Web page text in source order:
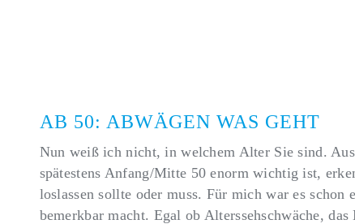
Möglichkeiten anpassen.
AB 50: ABWÄGEN WAS GEHT
Nun weiß ich nicht, in welchem Alter Sie sind.
spätestens Anfang/Mitte 50 enorm wichtig ist,
loslassen sollte oder muss. Für mich war es schon
bemerkbar macht. Egal ob Alterssehschwäche,